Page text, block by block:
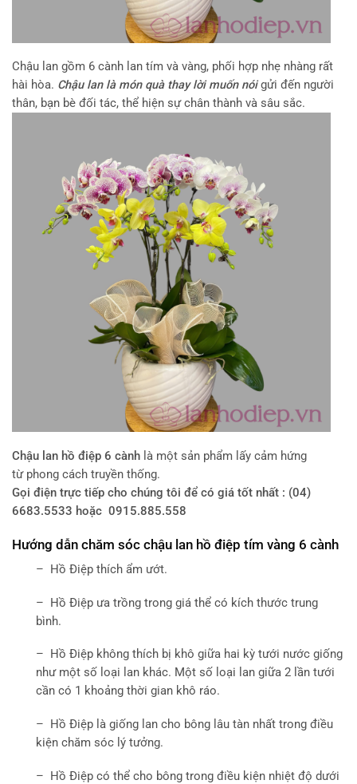
Chậu lan gồm 6 cành lan tím và vàng, phối hợp nhẹ nhàng rất
hài hòa. Chậu lan là món quà thay lời muốn nóigửi đến người
thân, bạn bè đối tác, thể hiện sự chân thành và sâu sắc.
Chậu lan hồ điệp 6 cành là một sản phẩm lấy cảm hứng
từ phong cách truyền thống.
Gọi điện trực tiếp cho chúng tôi để có giá tốt nhất : (04)
6683.5533 hoặc 0915.885.558
Hướng dẫn chăm sóc chậu lan hồ điệp tím vàng 6 cành
– Hồ Điệp thích ẩm ướt.
– Hồ Điệp ưa trồng trong giá thể có kích thước trung
bình.
– Hồ Điệp không thích bị khô giữa hai kỳ tưới nước giống
như một số loại lan khác. Một số loại lan giữa 2 lần tưới
cần có 1 khoảng thời gian khô ráo.
– Hồ Điệp là giống lan cho bông lâu tàn nhất trong điều
kiện chăm sóc lý tưởng.
– Hồ Điệp có thể cho bông trong điều kiện nhiệt độ dưới